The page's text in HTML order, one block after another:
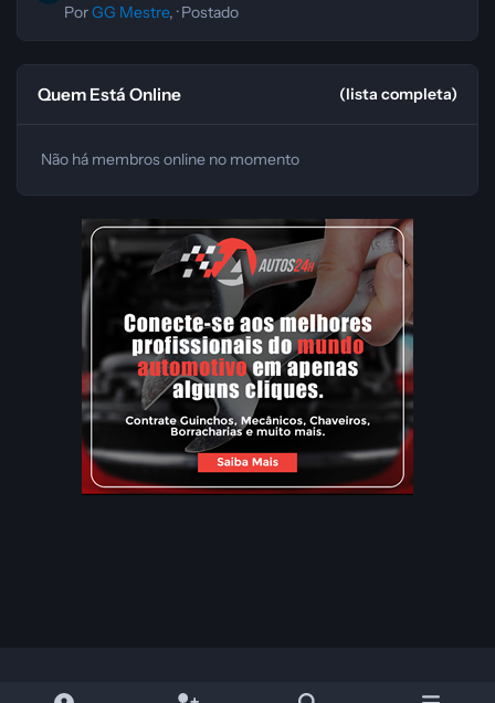
PorGG Mestre, ·Postado
Quem Está Online (lista completa)
Não há membros online no momento